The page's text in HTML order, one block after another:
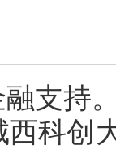
支持
科创